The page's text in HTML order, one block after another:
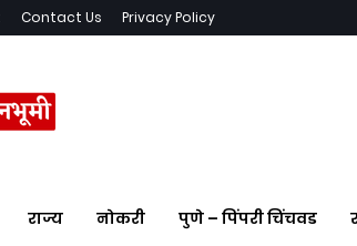
Contact Us Privacy Policy
राज्य नोकरी पुणे – पिंपरी चिंचवड